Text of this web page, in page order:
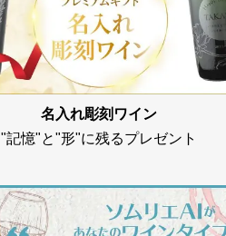
名入れ彫刻ワイン
"記憶"と"形"に残るプレゼント